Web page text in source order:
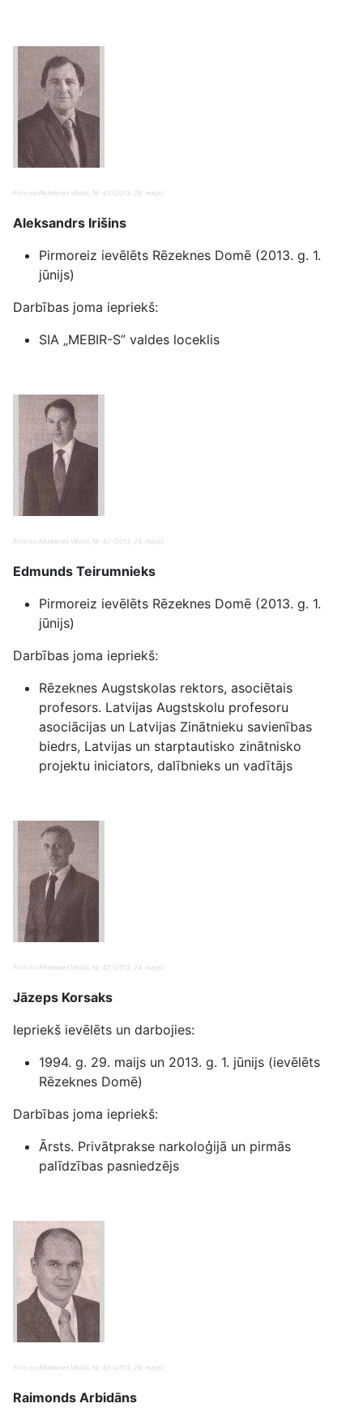
Foto no:Rēzeknes Vēstis, Nr. 63 (2013, 28. maijs)
Aleksandrs Irišins
Pirmoreiz ievēlēts Rēzeknes Domē (2013. g. 1.
jūnijs)
Darbības joma iepriekš:
SIA „MEBIR-S” valdes loceklis
Foto no:Rēzeknes Vēstis, Nr. 62 (2013, 24. maijs)
Edmunds Teirumnieks
Pirmoreiz ievēlēts Rēzeknes Domē (2013. g. 1.
jūnijs)
Darbības joma iepriekš:
Rēzeknes Augstskolas rektors, asociētais
profesors. Latvijas Augstskolu profesoru
asociācijas un Latvijas Zinātnieku savienības
biedrs, Latvijas un starptautisko zinātnisko
projektu iniciators, dalībnieks un vadītājs
Foto no:Rēzeknes Vēstis, Nr. 62 (2013, 24. maijs)
Jāzeps Korsaks
Iepriekš ievēlēts un darbojies:
1994. g. 29. maijs un 2013. g. 1. jūnijs (ievēlēts
Rēzeknes Domē)
Darbības joma iepriekš:
Ārsts. Privātprakse narkoloģijā un pirmās
palīdzības pasniedzējs
Foto no:Rēzeknes Vēstis, Nr. 63 (2013, 28. maijs)
Raimonds Arbidāns